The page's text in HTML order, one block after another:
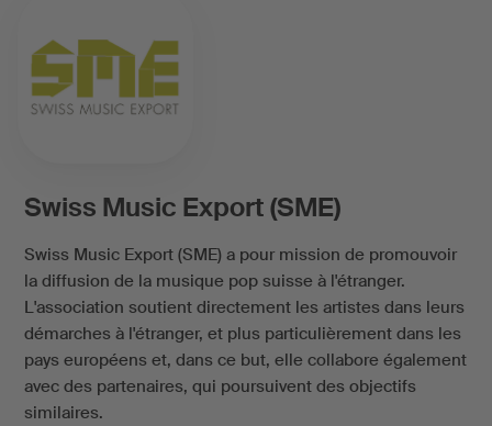
Swiss Music Export (SME)
Swiss Music Export (SME) a pour mission de promouvoir
la diffusion de la musique pop suisse à l'étranger.
L'association soutient directement les artistes dans leurs
démarches à l'étranger, et plus particulièrement dans les
pays européens et, dans ce but, elle collabore également
avec des partenaires, qui poursuivent des objectifs
similaires.